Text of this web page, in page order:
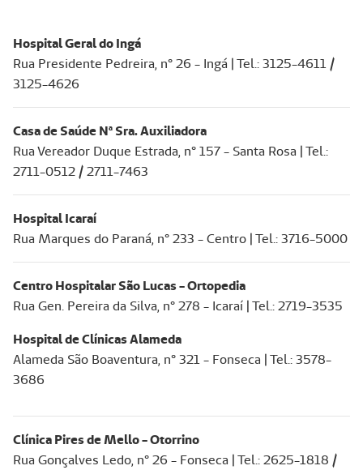
Hospital Geral do Ingá
Rua Presidente Pedreira, n° 26 - Ingá | Tel.: 3125-4611 /
3125-4626
Casa de Saúde Nª Sra. Auxiliadora
Rua Vereador Duque Estrada, n° 157 - Santa Rosa | Tel.:
2711-0512 / 2711-7463
Hospital Icaraí
Rua Marques do Paraná, n° 233 - Centro | Tel.: 3716-5000
Centro Hospitalar São Lucas - Ortopedia
Rua Gen. Pereira da Silva, n° 278 - Icaraí | Tel.: 2719-3535
Hospital de Clínicas Alameda
Alameda São Boaventura, n° 321 - Fonseca | Tel.: 3578-
3686
Clínica Pires de Mello - Otorrino
Rua Gonçalves Ledo, n° 26 - Fonseca | Tel.: 2625-1818 /